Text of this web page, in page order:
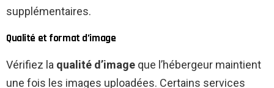
supplémentaires.
Qualité et format d’image
Vérifiez la qualité d’image que l’hébergeur maintient
une fois les images uploadées. Certains services